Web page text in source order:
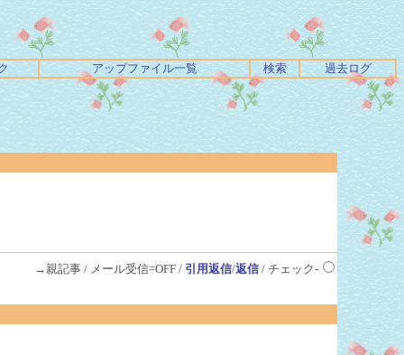
アップファイル一覧 検索 過去ログ
→親記事 / メール受信=OFF / 引用返信/返信/ チェック-